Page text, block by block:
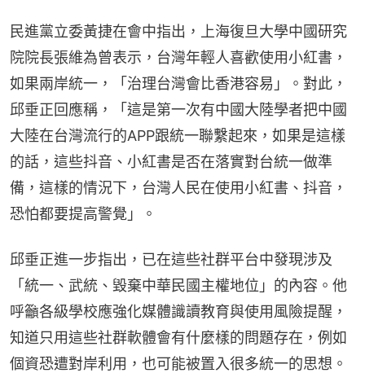
民進黨立委黃捷在會中指出，上海復旦大學中國研究
院院長張維為曾表示，台灣年輕人喜歡使用小紅書，
如果兩岸統一，「治理台灣會比香港容易」。對此，
邱垂正回應稱，「這是第一次有中國大陸學者把中國
大陸在台灣流行的APP跟統一聯繫起來，如果是這樣
的話，這些抖音、小紅書是否在落實對台統一做準
備，這樣的情況下，台灣人民在使用小紅書、抖音，
恐怕都要提高警覺」。
邱垂正進一步指出，已在這些社群平台中發現涉及
「統一、武統、毀棄中華民國主權地位」的內容。他
呼籲各級學校應強化媒體識讀教育與使用風險提醒，
知道只用這些社群軟體會有什麼樣的問題存在，例如
個資恐遭對岸利用，也可能被置入很多統一的思想。